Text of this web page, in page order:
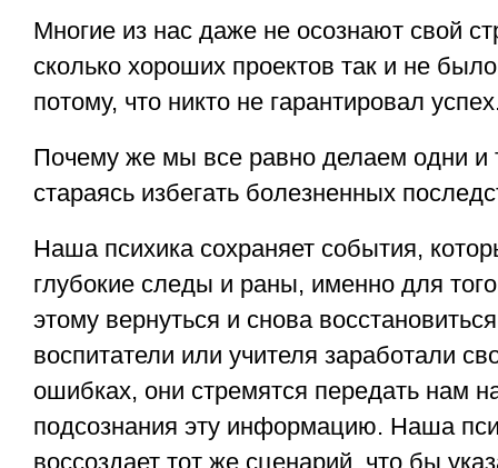
Многие из нас даже не осознают свой
сколько хороших проектов так и не
потому, что никто не гарантировал
Почему же мы все равно делаем одни
стараясь избегать болезненных
Наша психика сохраняет события,
глубокие следы и раны, именно для
этому вернуться и снова
воспитатели или учителя заработали
ошибках, они стремятся передать нам
подсознания эту информацию. Наша
воссоздает тот же сценарий, что бы